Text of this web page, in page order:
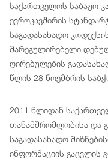
საქართველოს საბაჟო
ევროკავშირის
საგადასახადო
მარეგულირებელი
ღირებულების
წლის 28 ნოემბრის
2011 წლიდან
თანამშრომლობისა და
საგადასახადო
ინფორმაციის